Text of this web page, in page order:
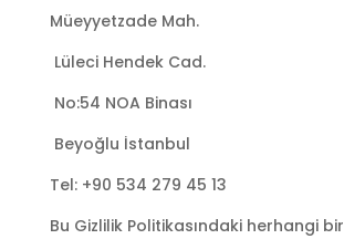
Müeyyetzade Mah.
Lüleci Hendek Cad.
No:54 NOA Binası
Beyoğlu İstanbul
Tel: +90 534 279 45 13
Bu Gizlilik Politikasındaki herhangi bir